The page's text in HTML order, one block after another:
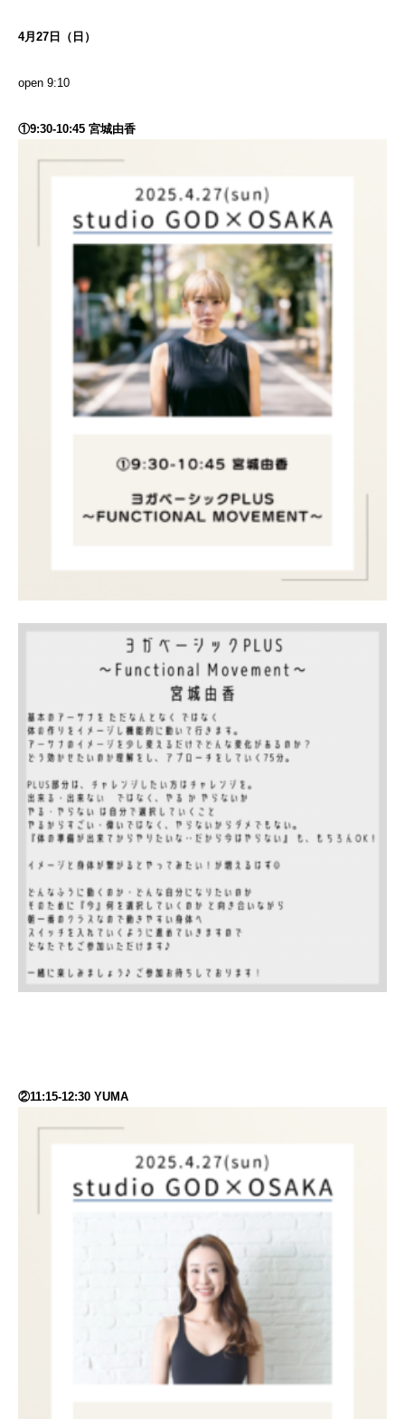
4月27日（日）
open 9:10
①9:30-10:45 宮城由香
②11:15-12:30 YUMA